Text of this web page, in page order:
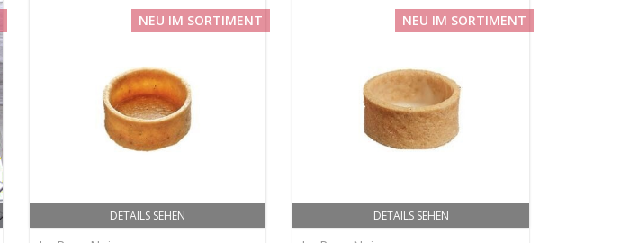
DETAILS SEHEN
NEU IM SORTIMENT
DETAILS SEHEN
NEU IM SORTIMENT